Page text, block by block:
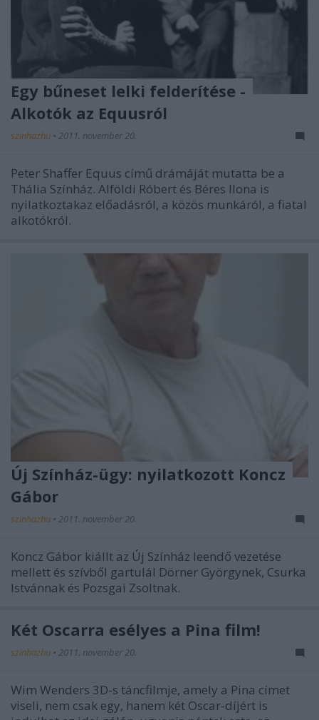
Egy bűneset lelki felderítése -
Alkotók az Equusról
szinhazhu • 2011. november 20.
Peter Shaffer Equus című drámáját mutatta be a
Thália Színház. Alföldi Róbert és Béres Ilona is
nyilatkoztakaz előadásról, a közös munkáról, a fiatal
alkotókról.
Új Színház-ügy: nyilatkozott Koncz
Gábor
szinhazhu • 2011. november 20.
Koncz Gábor kiállt az Új Színház leendő vezetése
mellett és szívből gartulál Dörner Györgynek, Csurka
Istvánnak és Pozsgai Zsoltnak.
Két Oscarra esélyes a Pina film!
szinhazhu • 2011. november 20.
Wim Wenders 3D-s táncfilmje, amely a Pina címet
viseli, nem csak egy, hanem két Oscar-díjért is